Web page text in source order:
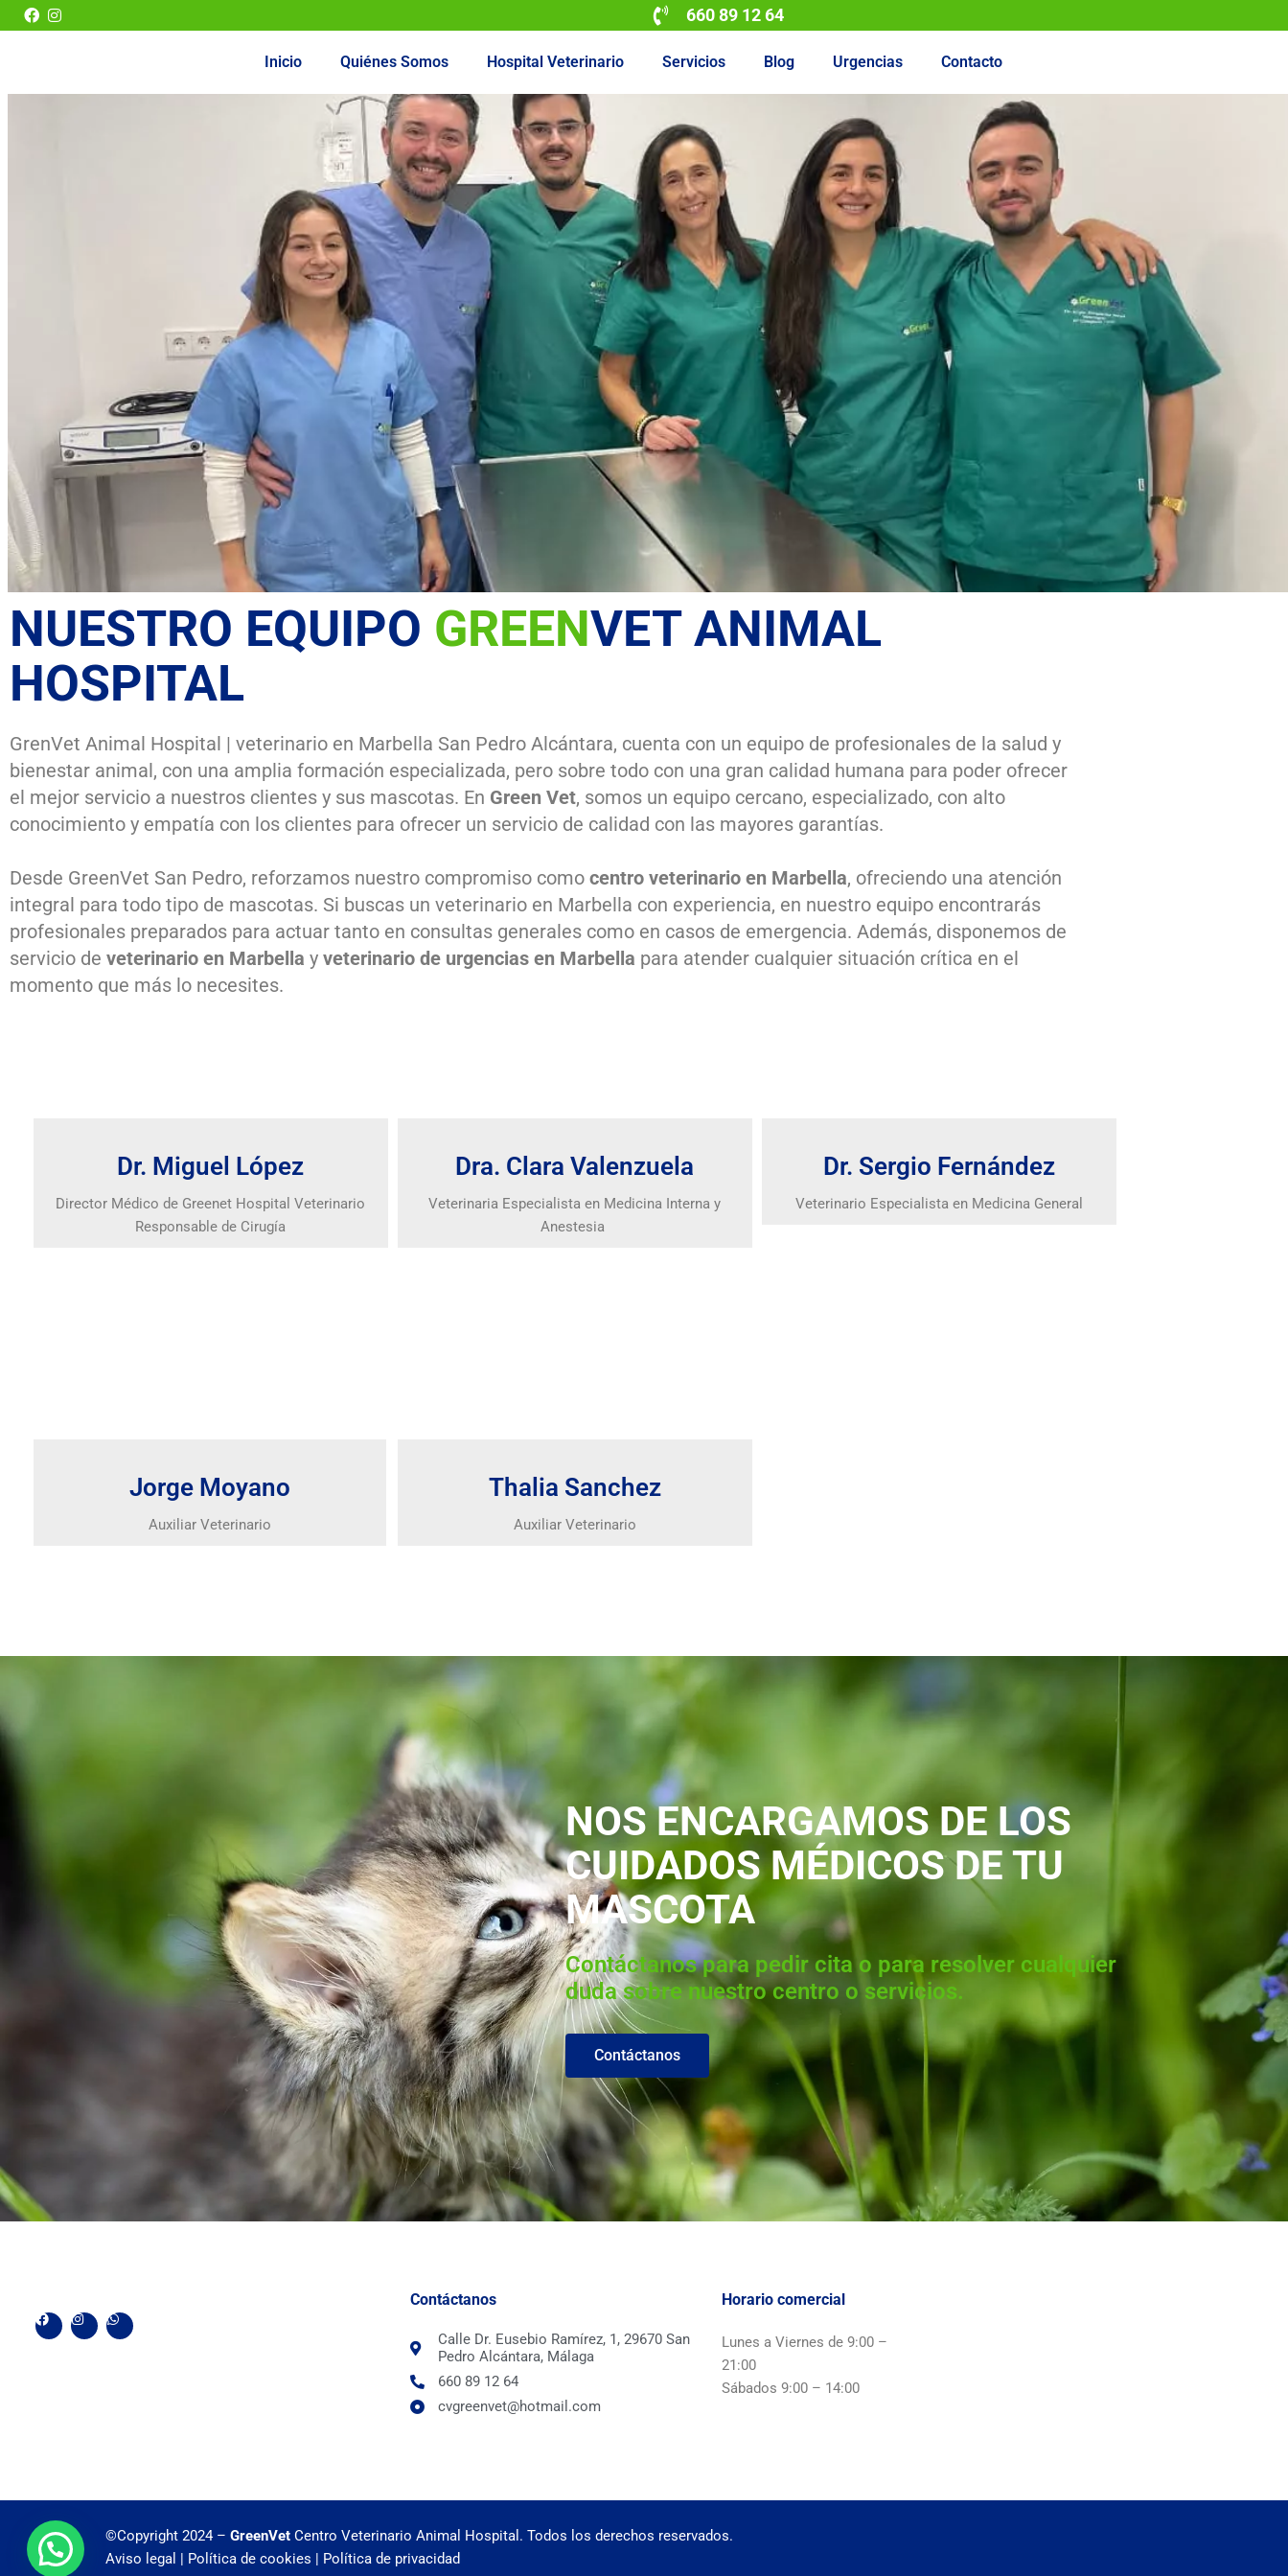
al
660 89 12 64
Inicio Quiénes Somos Hospital Veterinario Servicios Blog Urgencias Contacto
NUESTRO EQUIPO GREENVET ANIMAL
HOSPITAL
GrenVet Animal Hospital | veterinario en Marbella San Pedro Alcántara, cuenta con un equipo de profesionales de la salud y
bienestar animal, con una amplia formación especializada, pero sobre todo con una gran calidad humana para poder ofrecer
el mejor servicio a nuestros clientes y sus mascotas. En Green Vet, somos un equipo cercano, especializado, con alto
conocimiento y empatía con los clientes para ofrecer un servicio de calidad con las mayores garantías.
Desde GreenVet San Pedro, reforzamos nuestro compromiso como centro veterinario en Marbella, ofreciendo una atención
integral para todo tipo de mascotas. Si buscas un veterinario en Marbella con experiencia, en nuestro equipo encontrarás
profesionales preparados para actuar tanto en consultas generales como en casos de emergencia. Además, disponemos de
servicio de veterinario en Marbella y veterinario de urgencias en Marbella para atender cualquier situación crítica en el
momento que más lo necesites.
Dr. Miguel López
Director Médico de Greenet Hospital Veterinario
Responsable de Cirugía
Dra. Clara Valenzuela
Veterinaria Especialista en Medicina Interna y
Anestesia ​
Dr. Sergio Fernández
Veterinario Especialista en Medicina General​
Jorge Moyano​
Auxiliar Veterinario​
Thalia Sanchez​
Auxiliar Veterinario​
NOS ENCARGAMOS DE LOS
CUIDADOS MÉDICOS DE TU
MASCOTA
Contáctanos para pedir cita o para resolver cualquier
duda sobre nuestro centro o servicios.
Contáctanos
F
c
I
s
W
a
Contáctanos
Calle Dr. Eusebio Ramírez, 1, 29670 San
Pedro Alcántara, Málaga
660 89 12 64
cvgreenvet@hotmail.com
Horario comercial
Lunes a Viernes de 9:00 –
21:00
Sábados 9:00 – 14:00
©Copyright 2024 – GreenVet Centro Veterinario Animal Hospital. Todos los derechos reservados.
Aviso legal | Política de cookies | Política de privacidad